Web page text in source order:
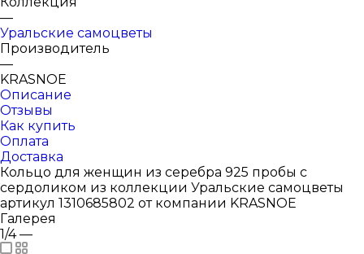
—
Уральские самоцветы
Производитель
—
KRASNOE
Описание
Отзывы
Как купить
Оплата
Доставка
Кольцо для женщин из серебра 925 пробы с
сердоликом из коллекции Уральские самоцветы
артикул 1310685802 от компании KRASNOE
Галерея
1/4 —